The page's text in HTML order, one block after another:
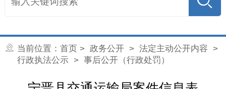
当前位置： 首页 > 政务公开> 法定主动公开内容 >
行政执法公示> 事后公开（行政处罚）